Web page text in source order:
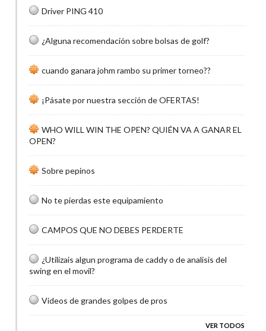
Driver PING 410
¿Alguna recomendación sobre bolsas de golf?
cuando ganara johm rambo su primer torneo??
¡Pásate por nuestra sección de OFERTAS!
WHO WILL WIN THE OPEN? QUIÉN VA A GANAR EL
OPEN?
Sobre pepinos
No te pierdas este equipamiento
CAMPOS QUE NO DEBES PERDERTE
¿Utilizais algun programa de caddy o de analisis del
swing en el movil?
Videos de grandes golpes de pros
VER TODOS